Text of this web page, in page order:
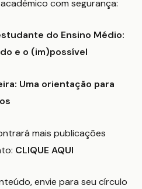
com segurança:
do Ensino Médio:
e o (im)possível
Uma orientação para
mais publicações
CLIQUE AQUI
envie para seu círculo